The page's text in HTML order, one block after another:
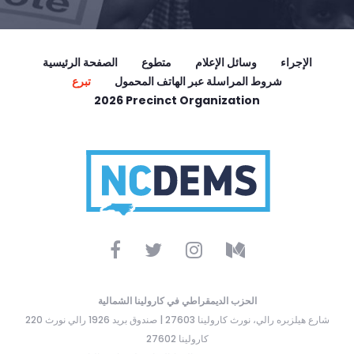
الصفحة الرئيسية متطوع وسائل الإعلام
الإجراء
تبرع
شروط المراسلة عبر الهاتف المحمول
2026 Precinct Organization
الحزب الديمقراطي في كارولينا الشمالية
220 شارع هيلزبره رالي، نورث كارولينا 27603 | صندوق بريد 1926 رالي نورث
كارولينا 27602